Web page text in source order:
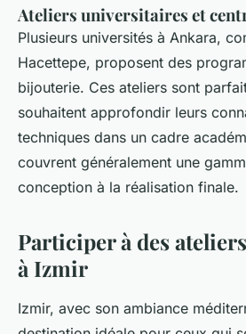
Ateliers universitaires et
Plusieurs universités à Ankara,
Hacettepe, proposent des
bijouterie. Ces ateliers sont
souhaitent approfondir leurs
techniques dans un cadre
couvrent généralement une
conception à la réalisation finale.
Participer à des
à Izmir
Izmir, avec son ambiance